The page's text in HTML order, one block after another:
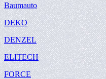
Baumauto
DEKO
DENZEL
ELITECH
FORCE